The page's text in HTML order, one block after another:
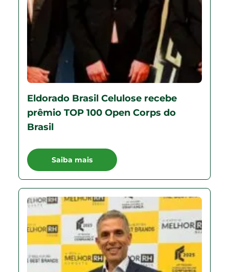
Eldorado Brasil Celulose recebe
prêmio TOP 100 Open Corps do
Brasil
Saiba mais